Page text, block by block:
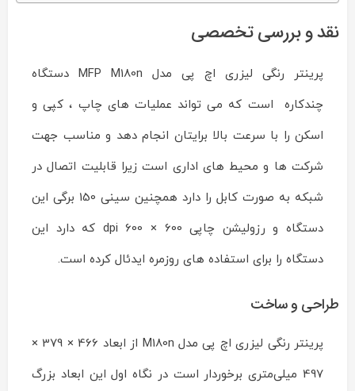
مدل
LaserJet
MFP
M180nReviewed
ماشین
های
ایران
Dec
15
نقد و بررسی تخصصی
پرینتر رنگی لیزری اچ پی مدل MFP M180n دستگاه
چندکاره است که می تواند عملیات های چاپ ، کپی و
اسکن را با سرعت بالا برایتان انجام دهد و مناسب جهت
شرکت ها و محیط های اداری است زیرا قابلیت اتصال در
شبکه به صورت کابل را دارد همچنین سینی 150 برگی این
دستگاه و رزولیشن چاپی 600 × 600 dpi که دارد این
دستگاه را برای استفاده های روزمره ایدئال کرده است.
طراحی و ساخت
پرینتر رنگی لیزری اچ پی مدل M180n از ابعاد 466 × 379 ×
497 میلی‌متری برخوردار است در نگاه اول این ابعاد بزرگ